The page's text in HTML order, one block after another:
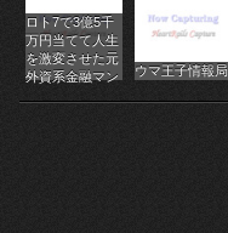
ロト7で3億5千
万円当てて人生
を激変させた元
外資系金融マン
ウマ王子情報局